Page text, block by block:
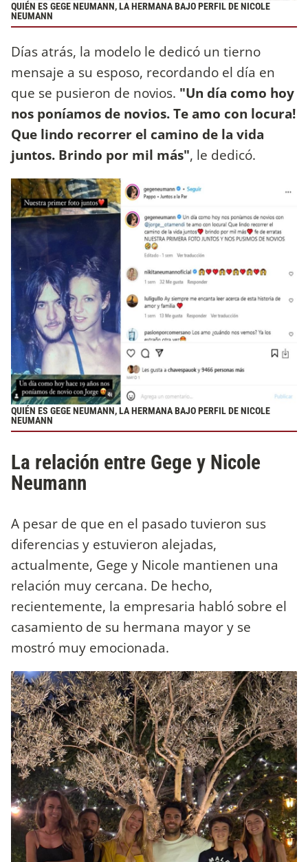
QUIÉN ES GEGE NEUMANN, LA HERMANA BAJO PERFIL DE NICOLE
NEUMANN
Días atrás, la modelo le dedicó un tierno
mensaje a su esposo, recordando el día en
que se pusieron de novios. "Un día como hoy
nos poníamos de novios. Te amo con locura!
Que lindo recorrer el camino de la vida
juntos. Brindo por mil más", le dedicó.
QUIÉN ES GEGE NEUMANN, LA HERMANA BAJO PERFIL DE NICOLE
NEUMANN
La relación entre Gege y Nicole
Neumann
A pesar de que en el pasado tuvieron sus
diferencias y estuvieron alejadas,
actualmente, Gege y Nicole mantienen una
relación muy cercana. De hecho,
recientemente, la empresaria habló sobre el
casamiento de su hermana mayor y se
mostró muy emocionada.